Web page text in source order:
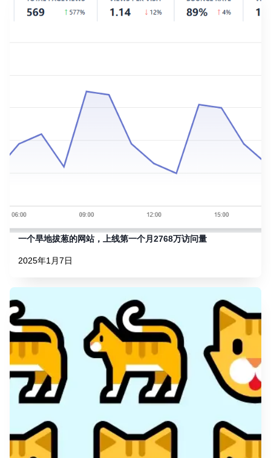
一个旱地拔葱的网站，上线第一个月2768万访问量
2025年1月7日